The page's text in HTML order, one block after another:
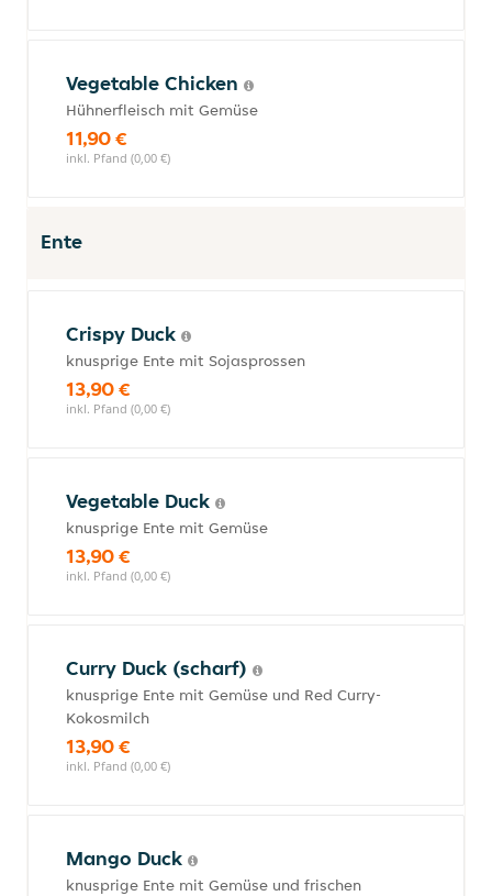
Vegetable Chicken
Hühnerfleisch mit Gemüse
11,90 €
inkl. Pfand (0,00 €)
Ente
Crispy Duck
knusprige Ente mit Sojasprossen
13,90 €
inkl. Pfand (0,00 €)
Vegetable Duck
knusprige Ente mit Gemüse
13,90 €
inkl. Pfand (0,00 €)
Curry Duck (scharf)
knusprige Ente mit Gemüse und Red Curry-
Kokosmilch
13,90 €
inkl. Pfand (0,00 €)
Mango Duck
knusprige Ente mit Gemüse und frischen